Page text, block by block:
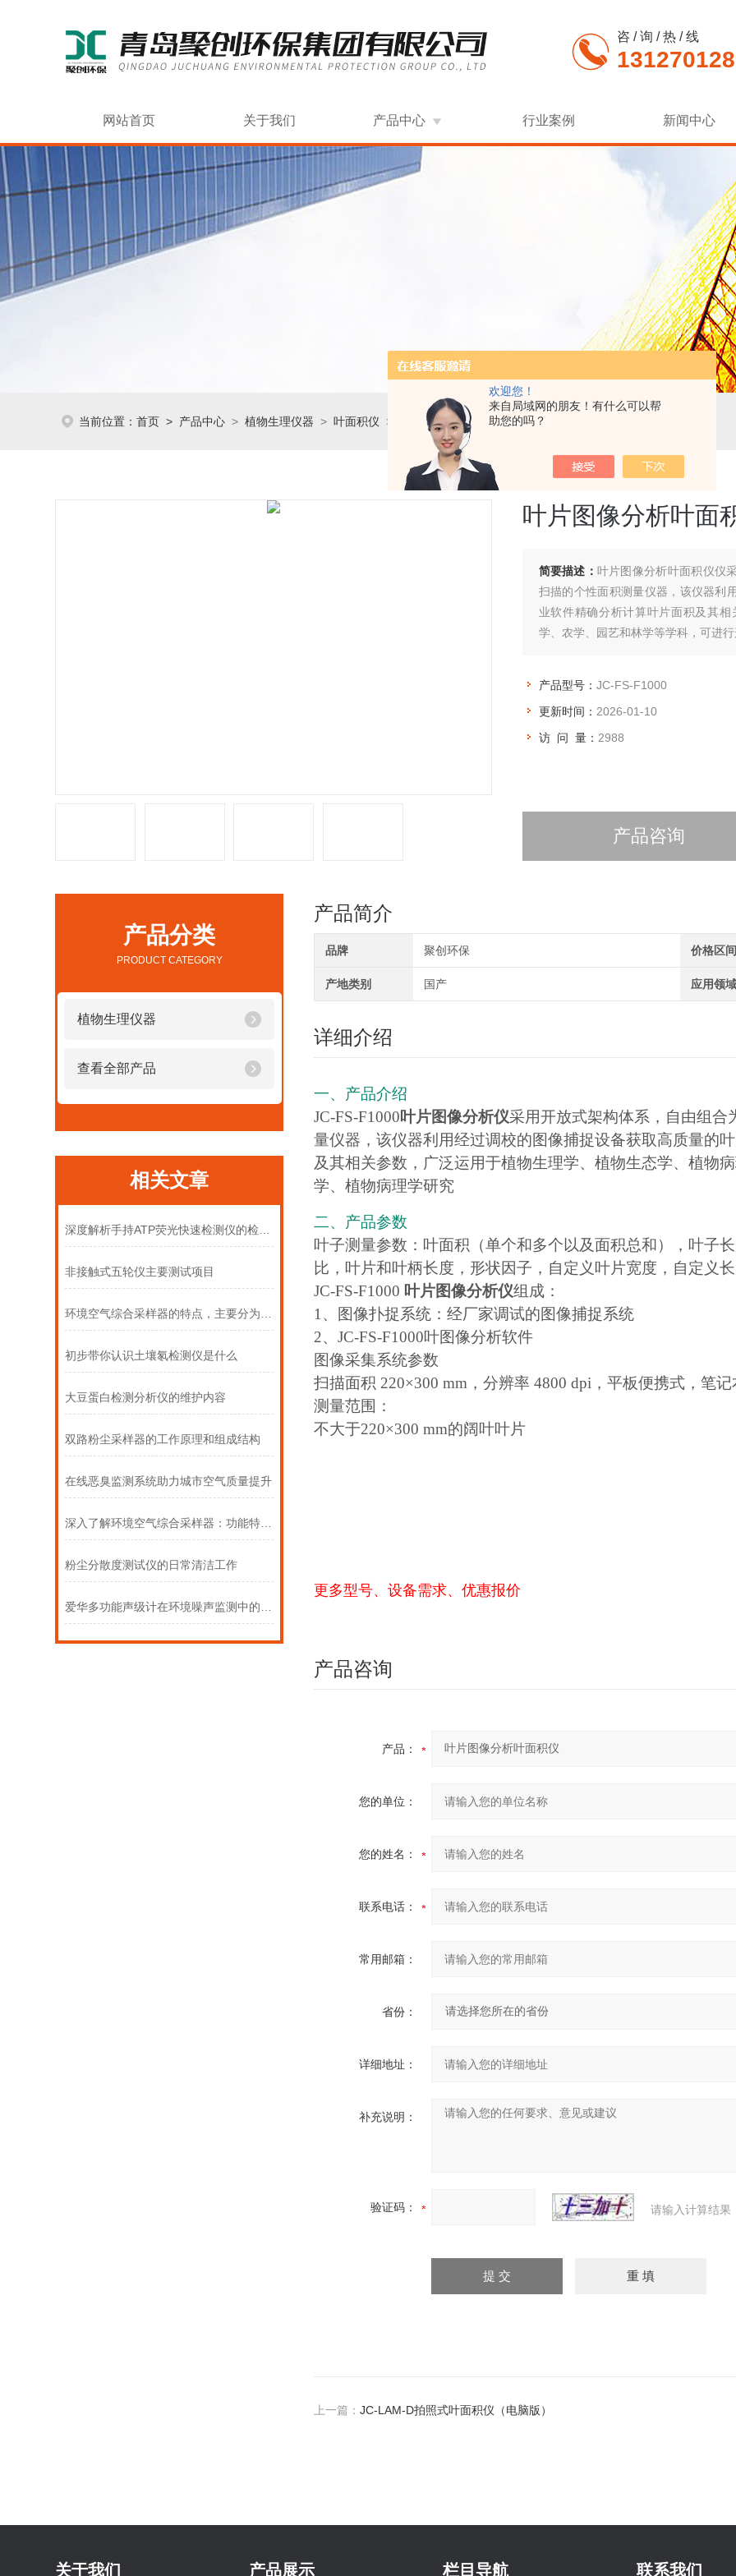
欢迎您！
来自局域网的朋友！有什么可以帮
助您的吗？
咨 / 询 / 热 / 线
网站首页 关于我们 产品中心 行业案例 新闻中心
当前位置： 首页 > 产品中心 > 植物生理仪器 > 叶面积仪 > JC-FS-F1000叶片图像分析叶面积仪
叶片图像分析叶面
简要描述： 叶片图像分析叶面积仪仪
扫描的个性面积测量仪器，该仪器利
业软件精确分析计算叶片面积及其
学、农学、园艺和林学等学科，可进
产品型号： JC-FS-F1000
更新时间： 2026-01-10
访 问 量： 2988
产品咨询
产品分类
PRODUCT CATEGORY
植物生理仪器
查看全部产品
相关文章
非接触式五轮仪主要测试项目
初步带你认识土壤氡检测仪是什么
大豆蛋白检测分析仪的维护内容
双路粉尘采样器的工作原理和组成结构
在线恶臭监测系统助力城市空气质量提升
粉尘分散度测试仪的日常清洁工作
产品简介
品牌 聚创环保 价格区间
产地类别 国产 应用领域
详细介绍
一、产品介绍
JC-FS-F1000叶片图像分析仪采用开放式架构体系，自由组合
量仪器，该仪器利用经过调校的图像捕捉设备获取高质量的
及其相关参数，广泛运用于植物生理学、植物生态学、植物
学、植物病理学研究
二、产品参数
叶子测量参数：叶面积（单个和多个以及面积总和），叶子
比，叶片和叶柄长度，形状因子，自定义叶片宽度，自定义
JC-FS-F1000 叶片图像分析仪组成：
1、图像扑捉系统：经厂家调试的图像捕捉系统
2、JC-FS-F1000叶图像分析软件
图像采集系统参数
扫描面积 220×300 mm，分辨率 4800 dpi，平板便携式，笔
测量范围：
不大于220×300 mm的阔叶叶片
更多型号、设备需求、优惠报价
产品咨询
产品：
您的单位：
您的姓名：
联系电话：
常用邮箱：
省份：
详细地址：
补充说明：
验证码： 请输入计算结果
上一篇： JC-LAM-D拍照式叶面积仪（电脑版）
关于我们 产品展示 栏目导航 联系我们